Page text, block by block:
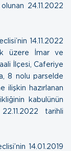
24.11.2022
14.11.2022
üzere İmar ve
İlçesi, Caferiye
8 nolu parselde
ilişkin hazırlanan
kabulünün
22.11.2022 tarihli
14.01.2019